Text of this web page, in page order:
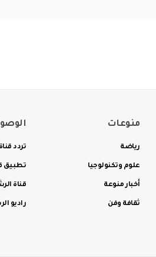
منوعات
رياضة
علوم وتكنولوجيا
أخبار منوعة
ثقافة وفن
تردد
تطبيق
قناة
راديو